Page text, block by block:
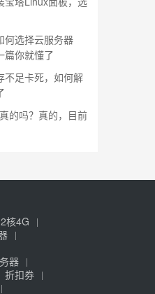
何选择云服务器
篇你就懂了
不足卡死，如何解
的吗？真的，目前
2核4G
器
折扣券